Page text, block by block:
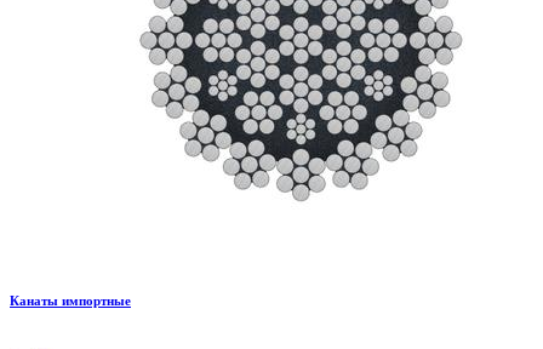
Канаты импортные